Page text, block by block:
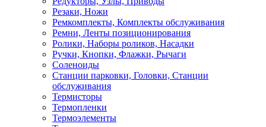
Резаки, Ножи
Ремкомплекты, Комплекты обслуживания
Ремни, Ленты позиционирования
Ролики, Наборы роликов, Насадки
Ручки, Кнопки, Флажки, Рычаги
Соленоиды
Станции парковки, Головки, Станции
обслуживания
Термисторы
Термопленки
Термоэлементы